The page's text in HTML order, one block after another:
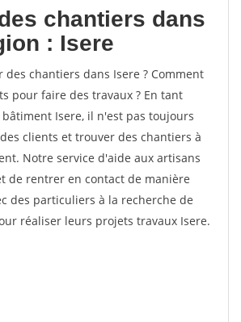
chantiers dans
: Isere
des chantiers dans Isere ? Comment
pour faire des travaux ? En tant
Isere, il n'est pas toujours
clients et trouver des chantiers à
Notre service d'aide aux artisans
de rentrer en contact de manière
des particuliers à la recherche de
réaliser leurs projets travaux Isere.